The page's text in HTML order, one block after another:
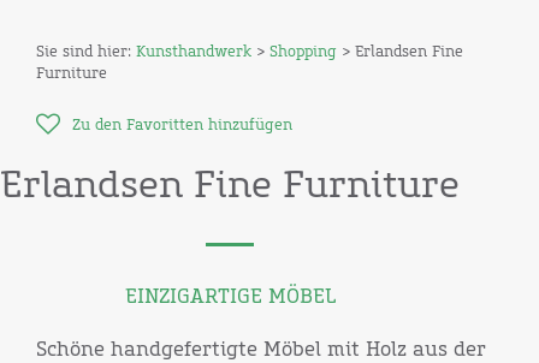
Sie sind hier: Kunsthandwerk > Shopping > Erlandsen Fine
Furniture
Zu den Favoritten hinzufügen
Erlandsen Fine Furniture
EINZIGARTIGE MÖBEL
Schöne handgefertigte Möbel mit Holz aus der